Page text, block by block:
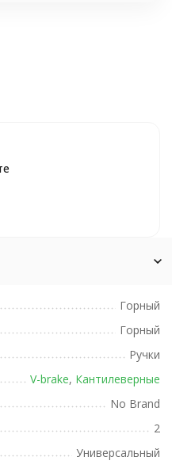
Горный
Горный
Ручки
V-brake, Кантилеверные
No Brand
2
Универсальный